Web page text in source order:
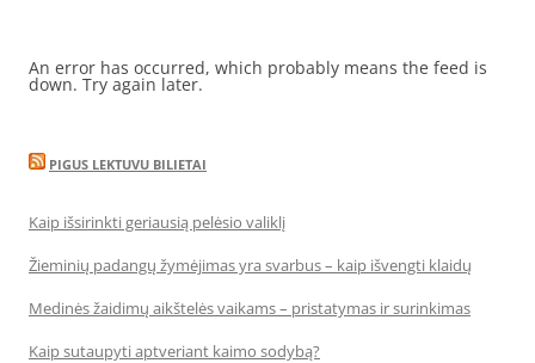
An error has occurred, which probably means the feed is
down. Try again later.
PIGUS LEKTUVU BILIETAI
Kaip išsirinkti geriausią pelėsio valiklį
Žieminių padangų žymėjimas yra svarbus – kaip išvengti klaidų
Medinės žaidimų aikštelės vaikams – pristatymas ir surinkimas
Kaip sutaupyti aptveriant kaimo sodybą?